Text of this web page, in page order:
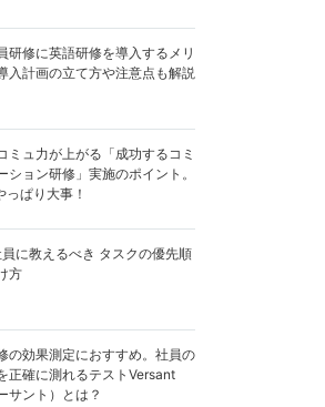
研修に英語研修を導入するメリ
入計画の立て方や注意点も解説
ミュ力が上がる「成功するコミ
ション研修」実施のポイント。
ぱり大事！
に教えるべき タスクの優先順
方
の効果測定におすすめ。社員の
正確に測れるテストVersant
サント）とは？